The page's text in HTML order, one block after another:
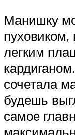
Манишку
пуховиком,
легким
сочетала
будешь
самое